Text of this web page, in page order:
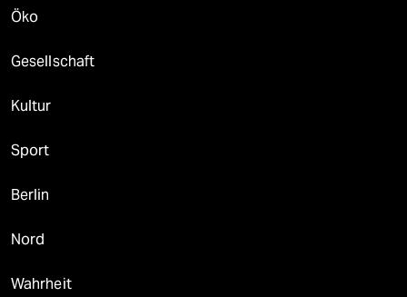
Öko
Gesellschaft
Kultur
Sport
Berlin
Nord
Wahrheit